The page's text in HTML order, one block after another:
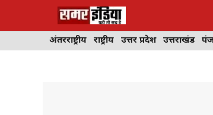
अंतरराष्ट्रीय राष्ट्रीय उत्तर प्रदेश उत्तराखंड